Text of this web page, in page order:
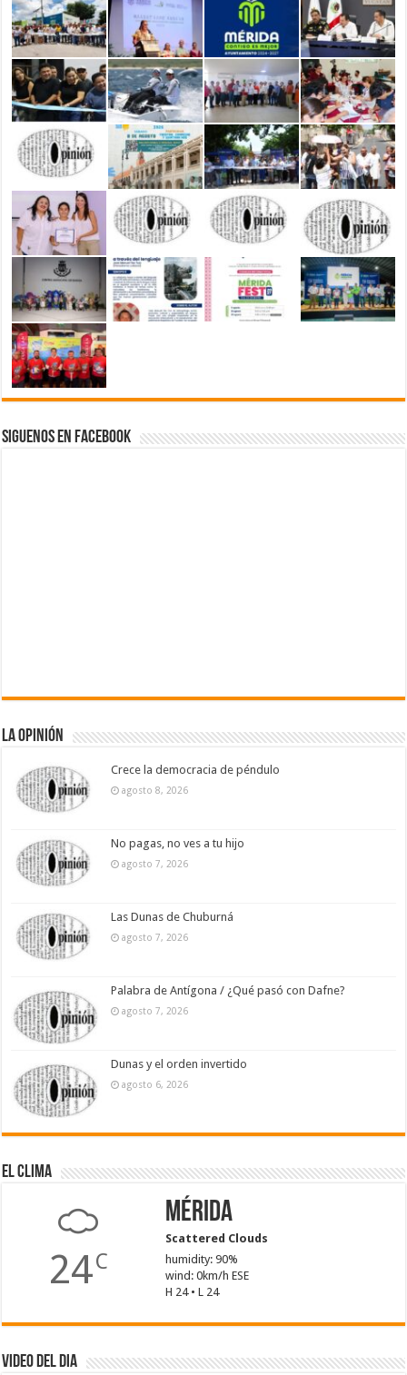
Siguenos en Facebook
La Opinión
Crece la democracia de péndulo
agosto 8, 2026
No pagas, no ves a tu hijo
agosto 7, 2026
Las Dunas de Chuburná
agosto 7, 2026
Palabra de Antígona / ¿Qué pasó con Dafne?
agosto 7, 2026
Dunas y el orden invertido
agosto 6, 2026
El Clima
24C
Mérida
Scattered Clouds
humidity: 90%
wind: 0km/h ESE
H 24 • L 24
Video del dia